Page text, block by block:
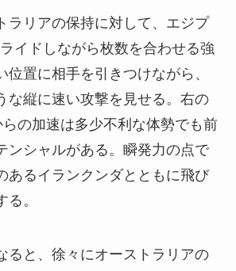
リアの保持に対して、エジプ
イドしながら枚数を合わせる強
位置に相手を引きつけながら、
な縦に速い攻撃を見せる。右の
の加速は多少不利な体勢でも前
ンシャルがある。瞬発力の点で
あるイランクンダとともに飛び
。
と、徐々にオーストラリアの